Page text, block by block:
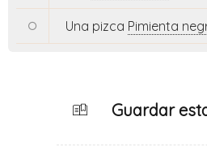
Una pizca Pimienta
Guardar